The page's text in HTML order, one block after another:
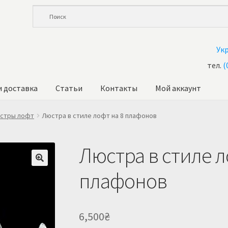
тел.
доставка Статьи Контакты
Мой аккаунт
лофт Люстра в стиле лофт на 8 плафонов
Люстра в стиле
плафонов
6,500₴